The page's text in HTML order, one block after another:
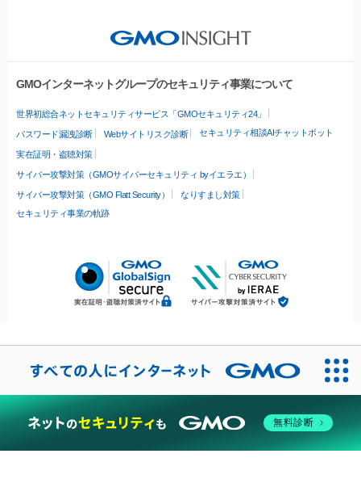
GMOインターネットグループのセキュリティ事業について
世界初総合ネットセキュリティサービス「GMOセキュリティ24」
パスワード漏洩診断 Webサイトリスク診断 セキュリティ相談AIチャットボット
実在証明・盗聴対策
サイバー攻撃対策（GMOサイバーセキュリティ byイエラエ）
サイバー攻撃対策（GMO Flatt Security）
なりすまし対策
セキュリティ事業の軌跡
無料診断